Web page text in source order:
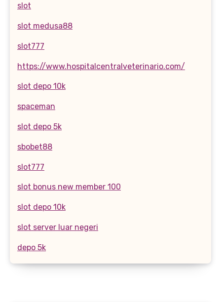
slot
slot medusa88
slot777
https://www.hospitalcentralveterinario.com/
slot depo 10k
spaceman
slot depo 5k
sbobet88
slot777
slot bonus new member 100
slot depo 10k
slot server luar negeri
depo 5k